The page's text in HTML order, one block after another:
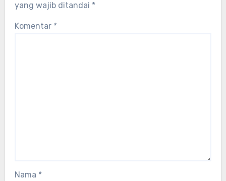
yang wajib ditandai *
Komentar *
Nama *